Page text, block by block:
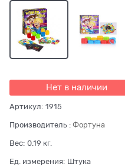
Нет в наличии
Артикул: 1915
Производитель : Фортуна
Вес: 0.19 кг.
Ед. измерения: Штука